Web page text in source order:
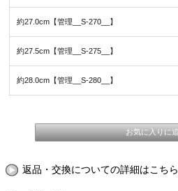
約27.0cm【管理__S-270__】
約27.5cm【管理__S-275__】
約28.0cm【管理__S-280__】
返品・交換についての詳細はこちら